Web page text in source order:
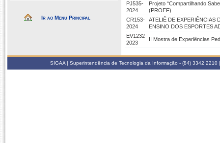
Ir ao Menu Principal
PJ535-
2024
Projeto “Compartilhando
(PROEF)
CR153-
2024
ATELIÊ DE EXPERIÊNCIAS
ENSINO DOS ESPORTES
EV1232-
2023
II Mostra de Experiências
SIGAA | Superintendência de Tecnologia da Informação - (84) 3342